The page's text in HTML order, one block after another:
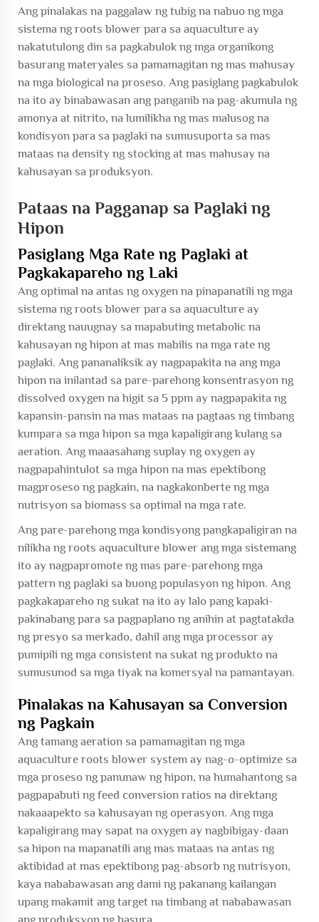
Ang pinalakas na paggalaw ng tubig na nabuo ng mga
sistema ng roots blower para sa aquaculture ay
nakatutulong din sa pagkabulok ng mga organikong
basurang materyales sa pamamagitan ng mas mahusay
na mga biological na proseso. Ang pasiglang pagkabulok
na ito ay binabawasan ang panganib na pag-akumula ng
amonya at nitrito, na lumilikha ng mas malusog na
kondisyon para sa paglaki na sumusuporta sa mas
mataas na density ng stocking at mas mahusay na
kahusayan sa produksyon.
Pataas na Pagganap sa Paglaki ng
Hipon
Pasiglang Mga Rate ng Paglaki at
Pagkakapareho ng Laki
Ang optimal na antas ng oxygen na pinapanatili ng mga
sistema ng roots blower para sa aquaculture ay
direktang nauugnay sa mapabuting metabolic na
kahusayan ng hipon at mas mabilis na mga rate ng
paglaki. Ang pananaliksik ay nagpapakita na ang mga
hipon na inilantad sa pare-parehong konsentrasyon ng
dissolved oxygen na higit sa 5 ppm ay nagpapakita ng
kapansin-pansin na mas mataas na pagtaas ng timbang
kumpara sa mga hipon sa mga kapaligirang kulang sa
aeration. Ang maaasahang suplay ng oxygen ay
nagpapahintulot sa mga hipon na mas epektibong
magproseso ng pagkain, na nagkakonberte ng mga
nutrisyon sa biomass sa optimal na mga rate.
Ang pare-parehong mga kondisyong pangkapaligiran na
nilikha ng roots aquaculture blower ang mga sistemang
ito ay nagpapromote ng mas pare-parehong mga
pattern ng paglaki sa buong populasyon ng hipon. Ang
pagkakapareho ng sukat na ito ay lalo pang kapaki-
pakinabang para sa pagpaplano ng anihin at pagtatakda
ng presyo sa merkado, dahil ang mga processor ay
pumipili ng mga consistent na sukat ng produkto na
sumusunod sa mga tiyak na komersyal na pamantayan.
Pinalakas na Kahusayan sa Conversion
ng Pagkain
Ang tamang aeration sa pamamagitan ng mga
aquaculture roots blower system ay nag-o-optimize sa
mga proseso ng panunaw ng hipon, na humahantong sa
pagpapabuti ng feed conversion ratios na direktang
nakaaapekto sa kahusayan ng operasyon. Ang mga
kapaligirang may sapat na oxygen ay nagbibigay-daan
sa hipon na mapanatili ang mas mataas na antas ng
aktibidad at mas epektibong pag-absorb ng nutrisyon,
kaya nababawasan ang dami ng pakanang kailangan
upang makamit ang target na timbang at nababawasan